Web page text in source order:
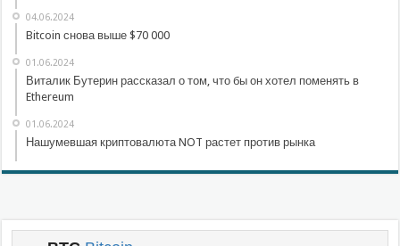
04.06.2024
Bitcoin снова выше $70 000
01.06.2024
Виталик Бутерин рассказал о том, что бы он хотел поменять в
Ethereum
01.06.2024
Нашумевшая криптовалюта NOT растет против рынка